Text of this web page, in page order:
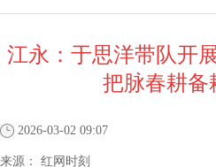
江永：于思洋带队开
把脉春耕备
2026-03-02 09:07
来源： 红网时刻